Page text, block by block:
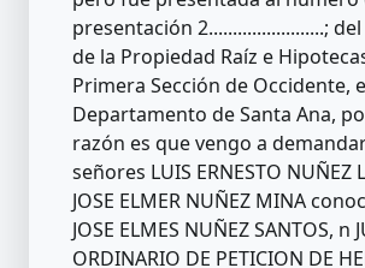
presentación 2........................;
de la Propiedad Raíz e
Primera Sección de Occidente,
Departamento de Santa Ana,
razón es que vengo a
señores LUIS ERNESTO NUÑEZ
JOSE ELMER NUÑEZ MINA
JOSE ELMES NUÑEZ SANTOS, n
ORDINARIO DE PETICION DE